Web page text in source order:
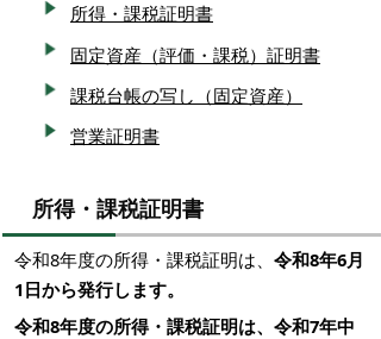
所得・課税証明書
固定資産（評価・課税）証明書
課税台帳の写し（固定資産）
営業証明書
所得・課税証明書
令和8年度の所得・課税証明は、 令和8年6月
1日から発行します。
令和8年度の所得・課税証明は、令和7年中